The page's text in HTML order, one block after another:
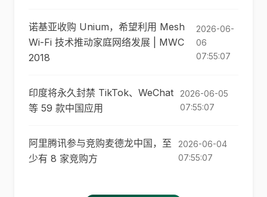
诺基亚收购 Unium，希望利用 Mesh
Wi-Fi 技术推动家庭网络发展 | MWC
2018
2026-06-
06
07:55:07
印度将永久封禁 TikTok、WeChat
等 59 款中国应用
2026-06-05
07:55:07
阿里腾讯参与竞购麦德龙中国，至
少有 8 家竞购方
2026-06-04
07:55:07